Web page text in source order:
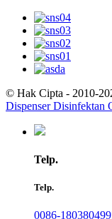
© Hak Cipta - 2010-
Dispenser Disinfektan
Telp.
Telp.
0086-